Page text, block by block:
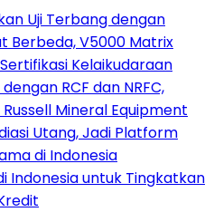
Uji Terbang dengan
Berbeda, V5000 Matrix
Kelaikudaraan
RCF dan NRFC,
Mineral Equipment
Utang, Jadi Platform
di Indonesia
Indonesia untuk Tingkatkan